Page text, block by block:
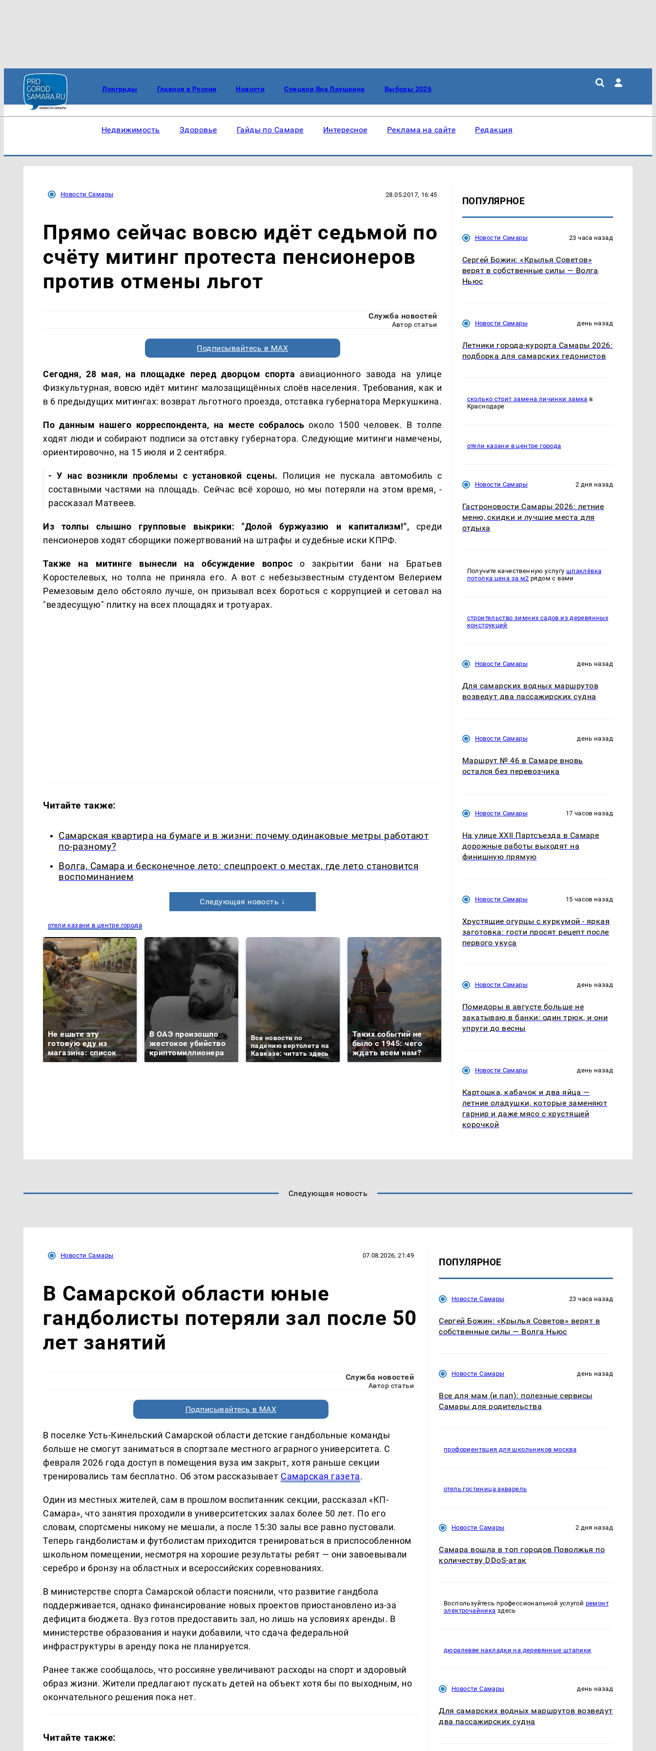
Лонгриды Главное в России Новости Спецкор Яна Лаушкина Выборы 2026
Недвижимость Здоровье Гайды по Самаре Интересное Реклама на сайте Редакция
Новости Самары 28.05.2017, 16:45
Прямо сейчас вовсю идёт седьмой по
счёту митинг протеста пенсионеров
против отмены льгот
Служба новостей
Автор статьи
Подписывайтесь в MAX
Сегодня, 28 мая, на площадке перед дворцом спорта авиационного завода на улице
Физкультурная, вовсю идёт митинг малозащищённых слоёв населения. Требования, как и
в 6 предыдущих митингах: возврат льготного проезда, отставка губернатора Меркушкина.
По данным нашего корреспондента, на месте собралось около 1500 человек. В толпе
ходят люди и собирают подписи за отставку губернатора. Следующие митинги намечены,
ориентировочно, на 15 июля и 2 сентября.
- У нас возникли проблемы с установкой сцены. Полиция не пускала автомобиль с
составными частями на площадь. Сейчас всё хорошо, но мы потеряли на этом время, -
рассказал Матвеев.
Из толпы слышно групповые выкрики: "Долой буржуазию и капитализм!", среди
пенсионеров ходят сборщики пожертвований на штрафы и судебные иски КПРФ.
Также на митинге вынесли на обсуждение вопрос о закрытии бани на Братьев
Коростелевых, но толпа не приняла его. А вот с небезызвестным студентом Велерием
Ремезовым дело обстояло лучше, он призывал всех бороться с коррупцией и сетовал на
"вездесущую" плитку на всех площадях и тротуарах.
Читайте также:
Самарская квартира на бумаге и в жизни: почему одинаковые метры работают
по-разному?
Волга, Самара и бесконечное лето: спецпроект о местах, где лето становится
воспоминанием
Следующая новость ↓
отели казани в центре города
Не ешьте эту
готовую еду из
магазина: список
В ОАЭ произошло
жестокое убийство
криптомиллионера
Все новости по
падению вертолета на
Кавказе: читать здесь
Таких событий не
было с 1945: чего
ждать всем нам?
ПОПУЛЯРНОЕ
Новости Самары 23 часа назад
Сергей Божин: «Крылья Советов»
верят в собственные силы — Волга
Ньюс
Новости Самары день назад
Летники города-курорта Самары 2026:
подборка для самарских гедонистов
сколько стоит замена личинки замка в
Краснодаре
отели казани в центре города
Новости Самары 2 дня назад
Гастроновости Самары 2026: летние
меню, скидки и лучшие места для
отдыха
Получите качественную услугу шпаклёвка
потолка цена за м2 рядом с вами
строительство зимних садов из деревянных
конструкций
Новости Самары день назад
Для самарских водных маршрутов
возведут два пассажирских судна
Новости Самары день назад
Маршрут № 46 в Самаре вновь
остался без перевозчика
Новости Самары 17 часов назад
На улице XXII Партсъезда в Самаре
дорожные работы выходят на
финишную прямую
Новости Самары 15 часов назад
Хрустящие огурцы с куркумой - яркая
заготовка: гости просят рецепт после
первого укуса
Новости Самары день назад
Помидоры в августе больше не
закатываю в банки: один трюк, и они
упруги до весны
Новости Самары день назад
Картошка, кабачок и два яйца —
летние оладушки, которые заменяют
гарнир и даже мясо с хрустящей
корочкой
Следующая новость
Новости Самары 07.08.2026, 21:49
В Самарской области юные
гандболисты потеряли зал после 50
лет занятий
Служба новостей
Автор статьи
Подписывайтесь в MAX
В поселке Усть-Кинельский Самарской области детские гандбольные команды
больше не смогут заниматься в спортзале местного аграрного университета. С
февраля 2026 года доступ в помещения вуза им закрыт, хотя раньше секции
тренировались там бесплатно. Об этом рассказывает Самарская газета.
Один из местных жителей, сам в прошлом воспитанник секции, рассказал «КП-
Самара», что занятия проходили в университетских залах более 50 лет. По его
словам, спортсмены никому не мешали, а после 15:30 залы все равно пустовали.
Теперь гандболистам и футболистам приходится тренироваться в приспособленном
школьном помещении, несмотря на хорошие результаты ребят — они завоевывали
серебро и бронзу на областных и всероссийских соревнованиях.
В министерстве спорта Самарской области пояснили, что развитие гандбола
поддерживается, однако финансирование новых проектов приостановлено из-за
дефицита бюджета. Вуз готов предоставить зал, но лишь на условиях аренды. В
министерстве образования и науки добавили, что сдача федеральной
инфраструктуры в аренду пока не планируется.
Ранее также сообщалось, что россияне увеличивают расходы на спорт и здоровый
образ жизни. Жители предлагают пускать детей на объект хотя бы по выходным, но
окончательного решения пока нет.
Читайте также:
ПОПУЛЯРНОЕ
Новости Самары 23 часа назад
Сергей Божин: «Крылья Советов» верят в
собственные силы — Волга Ньюс
Новости Самары день назад
Все для мам (и пап): полезные сервисы
Самары для родительства
профориентация для школьников москва
отель гостиница акварель
Новости Самары 2 дня назад
Самара вошла в топ городов Поволжья по
количеству DDoS-атак
Воспользуйтесь профессиональной услугой ремонт
электрочайника здесь
дюралевве накладки на деревянные штапики
Новости Самары день назад
Для самарских водных маршрутов возведут
два пассажирских судна